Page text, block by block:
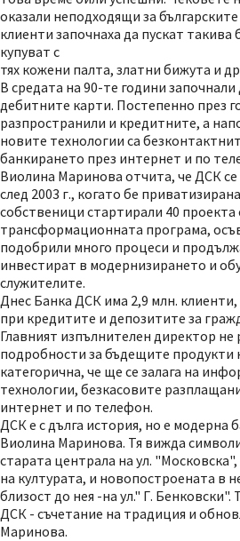
оказали неподходящи за
клиенти започнаха да пускат такива
купуват с
тях кожени палта, златни бижута и
В средата на 90-те години започнали
дебитните карти. Постепенно през
разпространили и кредитните, а
новите технологии са
банкирането през интернет и по
Виолина Маринова отчита, че ДСК се
след 2003 г., когато бе
собственици стартирали 40 проекта
трансформационната програма,
подобрили много процеси и
инвестират в модернизирането и
служителите.
Днес Банка ДСК има 2,9 млн. клиенти,
при кредитите и депозитите за
Главният изпълнителен директор не
подробности за бъдещите продукти
категорична, че ще се залага на
технологии, безкасовите
интернет и по телефон.
ДСК е с дълга история, но е модерна
Виолина Маринова. Тя вижда
старата централа на ул.
на културата, и новопостроената в
близост до нея -на ул." Г. Бенковски".
ДСК - съчетание на традиция и
Маринова.